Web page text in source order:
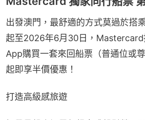
出發澳門，最舒適的方式莫過於搭
起至2026年6月30日，Mastercard
App購買一套來回船票（普通位或
起即享半價優惠！
打造高級感旅遊